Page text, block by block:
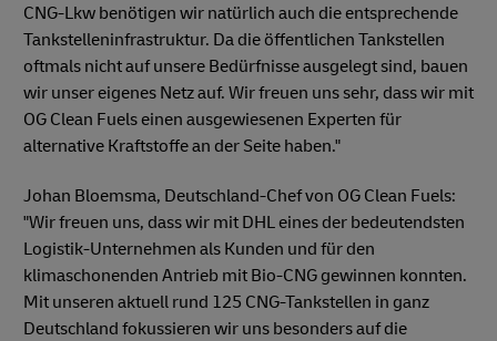
CNG-Lkw benötigen wir natürlich auch die entsprechende
Tankstelleninfrastruktur. Da die öffentlichen Tankstellen
oftmals nicht auf unsere Bedürfnisse ausgelegt sind, bauen
wir unser eigenes Netz auf. Wir freuen uns sehr, dass wir mit
OG Clean Fuels einen ausgewiesenen Experten für
alternative Kraftstoffe an der Seite haben."
Johan Bloemsma, Deutschland-Chef von OG Clean Fuels:
"Wir freuen uns, dass wir mit DHL eines der bedeutendsten
Logistik-Unternehmen als Kunden und für den
klimaschonenden Antrieb mit Bio-CNG gewinnen konnten.
Mit unseren aktuell rund 125 CNG-Tankstellen in ganz
Deutschland fokussieren wir uns besonders auf die